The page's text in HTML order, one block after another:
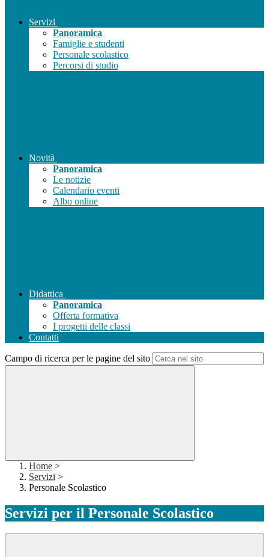
Servizi
Panoramica
Famiglie e studenti
Personale scolastico
Percorsi di studio
Novità
Panoramica
Le notizie
Calendario eventi
Albo online
Didattica
Panoramica
Offerta formativa
I progetti delle classi
Contatti
Campo di ricerca per le pagine del sito
Home >
Servizi >
Personale Scolastico
Servizi per il Personale Scolastico